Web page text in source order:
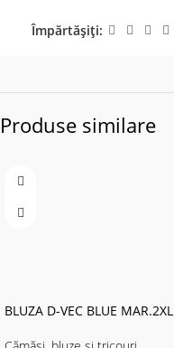
Împărtășiți:
Produse similare
BLUZA D-VEC BLUE MAR.2XL